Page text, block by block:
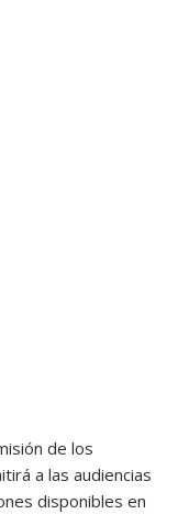
de los
a las audiencias
disponibles en